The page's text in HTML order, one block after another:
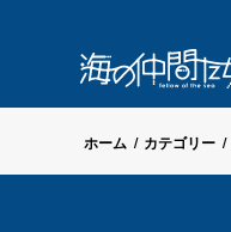
ホーム / カテゴリー /